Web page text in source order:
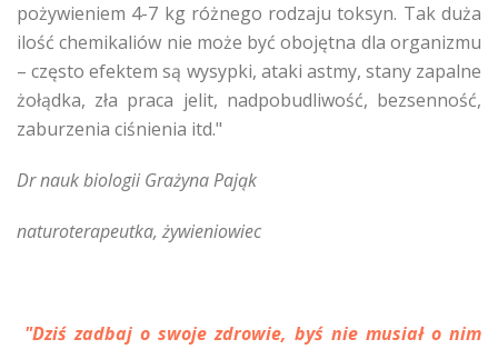
pożywieniem 4-7 kg różnego rodzaju toksyn. Tak duża
ilość chemikaliów nie może być obojętna dla organizmu
– często efektem są wysypki, ataki astmy, stany zapalne
żołądka, zła praca jelit, nadpobudliwość, bezsenność,
zaburzenia ciśnienia itd."
Dr nauk biologii Grażyna Pająk
naturoterapeutka, żywieniowiec
"Dziś zadbaj o swoje zdrowie, byś nie musiał o nim